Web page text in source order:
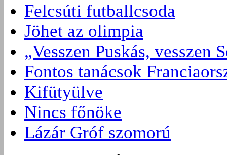
Felcsúti futballcsoda
Jöhet az olimpia
„Vesszen Puskás, vesszen
Fontos tanácsok
Kifütyülve
Nincs főnöke
Lázár Gróf szomorú